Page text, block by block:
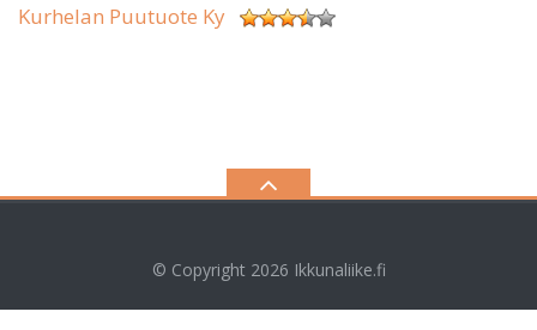
Kurhelan Puutuote Ky
© Copyright 2026 Ikkunaliike.fi